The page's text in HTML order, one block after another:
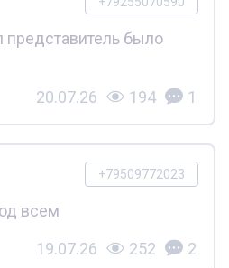
представитель было
20.07.26 194 1
+79509772023
всем
19.07.26 252 2